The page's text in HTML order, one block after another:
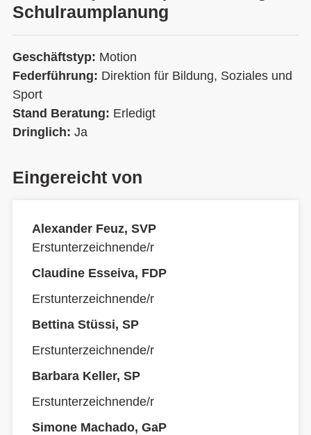
Schulraumplanung
Geschäftstyp: Motion
Federführung: Direktion für Bildung, Soziales und
Sport
Stand Beratung: Erledigt
Dringlich: Ja
Eingereicht von
Alexander Feuz, SVP
Erstunterzeichnende/r
Claudine Esseiva, FDP
Erstunterzeichnende/r
Bettina Stüssi, SP
Erstunterzeichnende/r
Barbara Keller, SP
Erstunterzeichnende/r
Simone Machado, GaP